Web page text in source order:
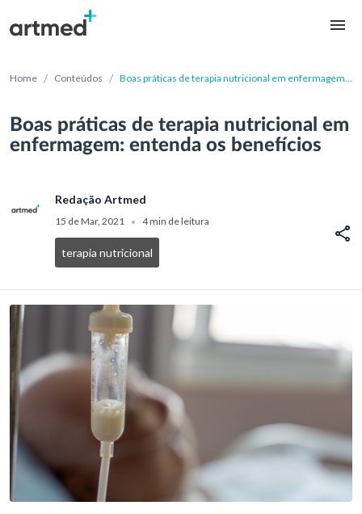
Home / Conteúdos / Boas práticas de terapia nutricional em enfermagem:
Boas práticas de terapia nutricional em
enfermagem: entenda os benefícios
Redação Artmed
15 de Mar, 2021 • 4 min de leitura
terapia nutricional